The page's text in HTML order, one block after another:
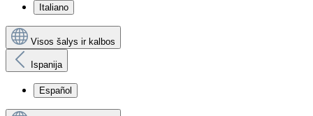
Italiano
Visos šalys ir kalbos
Ispanija
Español